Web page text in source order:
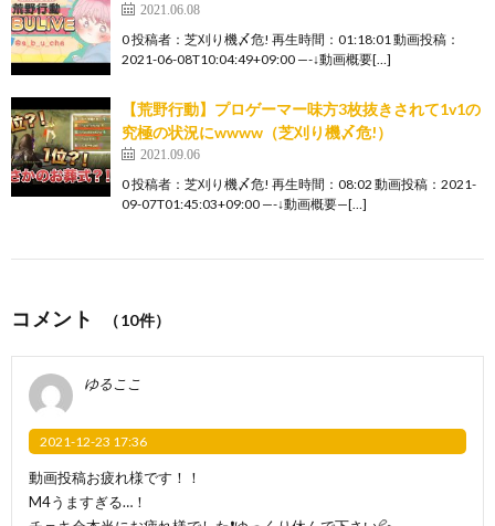
2021.06.08
0 投稿者：芝刈り機〆危! 再生時間：01:18:01 動画投稿：
2021-06-08T10:04:49+09:00 —-↓動画概要[…]
【荒野行動】プロゲーマー味方3枚抜きされて1v1の
究極の状況にwwww（芝刈り機〆危!）
2021.09.06
0 投稿者：芝刈り機〆危! 再生時間：08:02 動画投稿：2021-
09-07T01:45:03+09:00 —-↓動画概要—[…]
コメント （10件）
ゆるここ
2021-12-23 17:36
動画投稿お疲れ様です！！
M4うますぎる…！